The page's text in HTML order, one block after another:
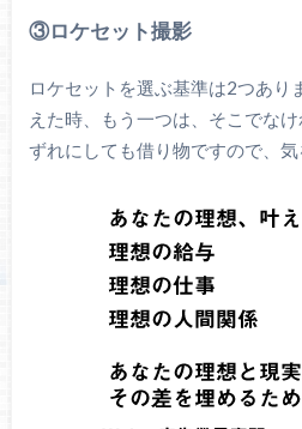
③ロケセット撮影
ロケセットを選ぶ基準は2つあり
えた時、もう一つは、そこでな
ずれにしても借り物ですので、気